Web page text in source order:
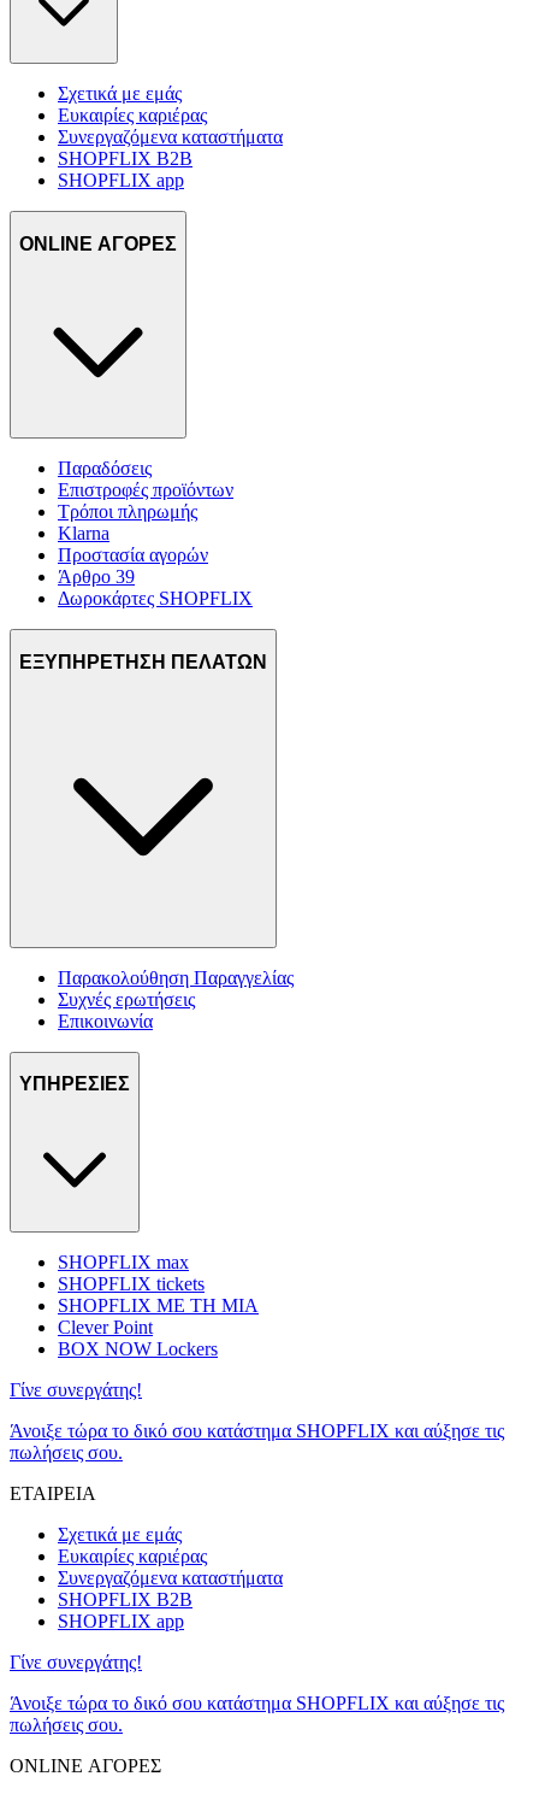
Σχετικά με εμάς
Ευκαιρίες καριέρας
Συνεργαζόμενα καταστήματα
SHOPFLIX B2B
SHOPFLIX app
ONLINE ΑΓΟΡΕΣ
Παραδόσεις
Επιστροφές προϊόντων
Τρόποι πληρωμής
Klarna
Προστασία αγορών
Άρθρο 39
Δωροκάρτες SHOPFLIX
ΕΞΥΠΗΡΕΤΗΣΗ ΠΕΛΑΤΩΝ
Παρακολούθηση Παραγγελίας
Συχνές ερωτήσεις
Επικοινωνία
ΥΠΗΡΕΣΙΕΣ
SHOPFLIX max
SHOPFLIX tickets
SHOPFLIX ΜΕ ΤΗ ΜΙΑ
Clever Point
BOX NOW Lockers
Γίνε συνεργάτης!
Άνοιξε τώρα το δικό σου κατάστημα SHOPFLIX και αύξησε τις
πωλήσεις σου.
ΕΤΑΙΡΕΙΑ
Σχετικά με εμάς
Ευκαιρίες καριέρας
Συνεργαζόμενα καταστήματα
SHOPFLIX B2B
SHOPFLIX app
Γίνε συνεργάτης!
Άνοιξε τώρα το δικό σου κατάστημα SHOPFLIX και αύξησε τις
πωλήσεις σου.
ONLINE ΑΓΟΡΕΣ